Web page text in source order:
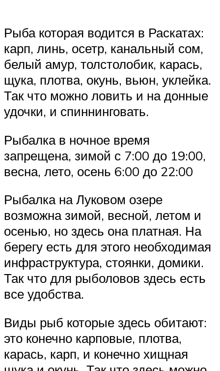
Рыба которая водится в Раскатах:
карп, линь, осетр, канальный сом,
белый амур, толстолобик, карась,
щука, плотва, окунь, вьюн, уклейка.
Так что можно ловить и на донные
удочки, и спиннинговать.
Рыбалка в ночное время
запрещена, зимой с 7:00 до 19:00,
весна, лето, осень 6:00 до 22:00
Рыбалка на Луковом озере
возможна зимой, весной, летом и
осенью, но здесь она платная. На
берегу есть для этого необходимая
инфраструктура, стоянки, домики.
Так что для рыболовов здесь есть
все удобства.
Виды рыб которые здесь обитают:
это конечно карповые, плотва,
карась, карп, и конечно хищная